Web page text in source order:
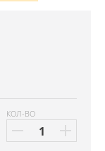
КОЛ-ВО